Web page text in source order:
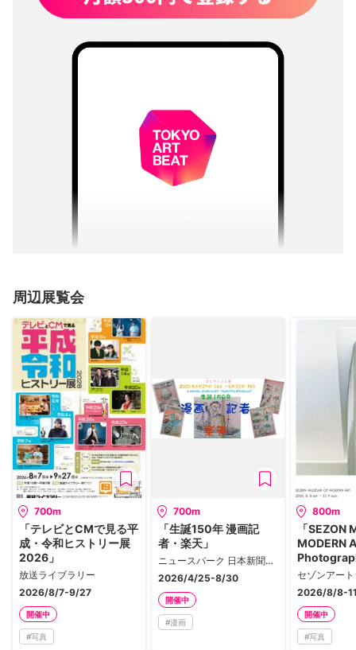
周辺展覧会
700m
「テレビとCMで見る平
成・令和ヒストリー展
2026」
放送ライブラリー
2026/8/7-9/27
開催中
#写真
700m
「生誕150年 漫画記
者・楽天」
ニュースパーク 日本新聞博物館
2026/4/25-8/30
開催中
#漫画
800m
「SEZON
Mikiya
セゾンアー
2026/8/8-
開催中
#写真